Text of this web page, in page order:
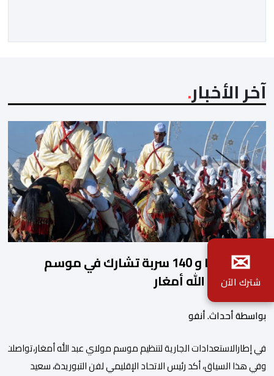
[…]
آخر الأخبار
2140 فارسا و 140 سربة تشارك في موسم
مولاي عبد الله أمغار
بواسطة أحداث. أنفو
في إطارالاستعدادات الجارية لتنظيم موسم مولاي عبد الله
وفي هذا السياق، أكد رئيس الاتحاد الإقليمي لفن التبوريدة، سعيد
✉
شترك الآن